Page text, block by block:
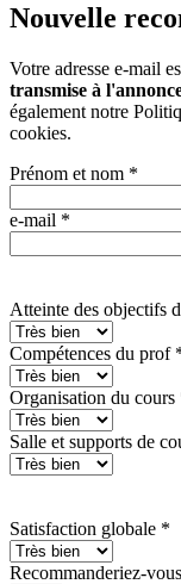
Nouvelle
Votre adresse e-mail
transmise à
également notre
cookies.
Prénom et nom *
e-mail *
Atteinte des objectifs
Compétences du prof
Organisation du cours
Salle et supports de
Satisfaction globale *
Recommanderiez-